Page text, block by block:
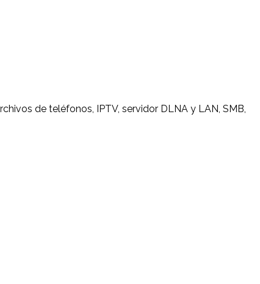
de teléfonos, IPTV, servidor DLNA y LAN, SMB,